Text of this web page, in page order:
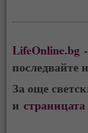
LifeOnline.bg
За още
и